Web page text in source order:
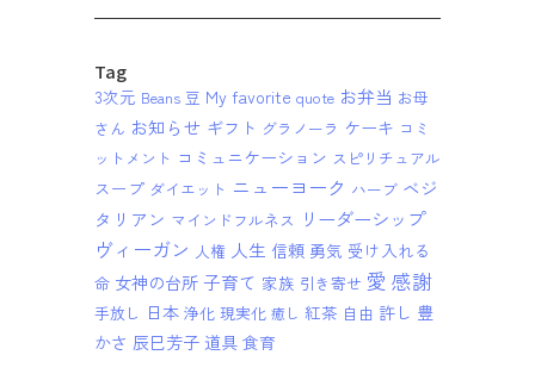
Tag
3次元 Beans 豆 My favorite quote お弁当 お母
さん お知らせ ギフト グラノーラ ケーキ コミ
ットメント コミュニケーション スピリチュアル
スープ ダイエット ニューヨーク ハーブ ベジ
タリアン マインドフルネス リーダーシップ
ヴィーガン 人権 人生 信頼 勇気 受け入れる
命 女神の台所 子育て 家族 引き寄せ 愛 感謝
手放し 日本 浄化 現実化 癒し 紅茶 自由 許し 豊
かさ 辰巳芳子 道具 食育